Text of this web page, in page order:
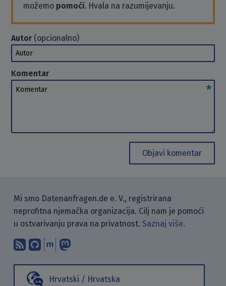
možemo pomoći. Hvala na razumijevanju.
Autor(opcionalno)
Autor
Komentar
Komentar
Objavi komentar
Mi smo Datenanfragen.de e. V., registrirana
neprofitna njemačka organizacija. Cilj nam je pomoći
u ostvarivanju prava na privatnost. Saznaj više.
Pretplati se na naš blog koristeći
Pronađi nas na GitHubu.
Raspravljaj s nama putem
Hrvatski / Hrvatska